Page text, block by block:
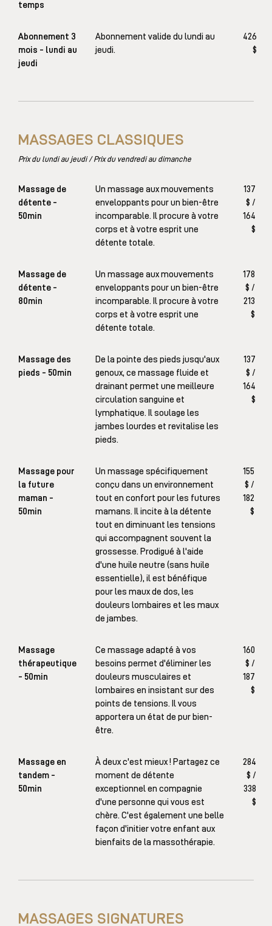
temps
Abonnement 3
mois - lundi au
jeudi
Abonnement valide du lundi au
jeudi.
426
$
MASSAGES CLASSIQUES
Prix du lundi au jeudi / Prix du vendredi au dimanche
Massage de
détente -
50min
Un massage aux mouvements
enveloppants pour un bien-être
incomparable. Il procure à votre
corps et à votre esprit une
détente totale.
137
$ /
164
$
Massage de
détente -
80min
Un massage aux mouvements
enveloppants pour un bien-être
incomparable. Il procure à votre
corps et à votre esprit une
détente totale.
178
$ /
213
$
Massage des
pieds - 50min
De la pointe des pieds jusqu'aux
genoux, ce massage fluide et
drainant permet une meilleure
circulation sanguine et
lymphatique. Il soulage les
jambes lourdes et revitalise les
pieds.
137
$ /
164
$
Massage pour
la future
maman -
50min
Un massage spécifiquement
conçu dans un environnement
tout en confort pour les futures
mamans. Il incite à la détente
tout en diminuant les tensions
qui accompagnent souvent la
grossesse. Prodigué à l'aide
d'une huile neutre (sans huile
essentielle), il est bénéfique
pour les maux de dos, les
douleurs lombaires et les maux
de jambes.
155
$ /
182
$
Massage
thérapeutique
- 50min
Ce massage adapté à vos
besoins permet d'éliminer les
douleurs musculaires et
lombaires en insistant sur des
points de tensions. Il vous
apportera un état de pur bien-
être.
160
$ /
187
$
Massage en
tandem -
50min
À deux c'est mieux ! Partagez ce
moment de détente
exceptionnel en compagnie
d'une personne qui vous est
chère. C'est également une belle
façon d'initier votre enfant aux
bienfaits de la massothérapie.
284
$ /
338
$
MASSAGES SIGNATURES